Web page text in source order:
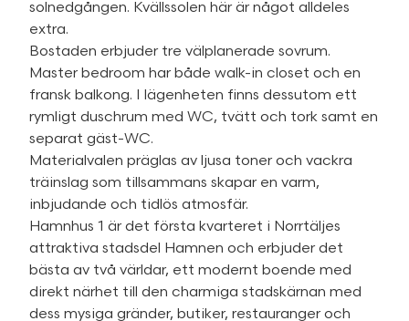
solnedgången. Kvällssolen här är något alldeles
extra.
Bostaden erbjuder tre välplanerade sovrum.
Master bedroom har både walk-in closet och en
fransk balkong. I lägenheten finns dessutom ett
rymligt duschrum med WC, tvätt och tork samt en
separat gäst-WC.
Materialvalen präglas av ljusa toner och vackra
träinslag som tillsammans skapar en varm,
inbjudande och tidlös atmosfär.
Hamnhus 1 är det första kvarteret i Norrtäljes
attraktiva stadsdel Hamnen och erbjuder det
bästa av två världar, ett modernt boende med
direkt närhet till den charmiga stadskärnan med
dess mysiga gränder, butiker, restauranger och